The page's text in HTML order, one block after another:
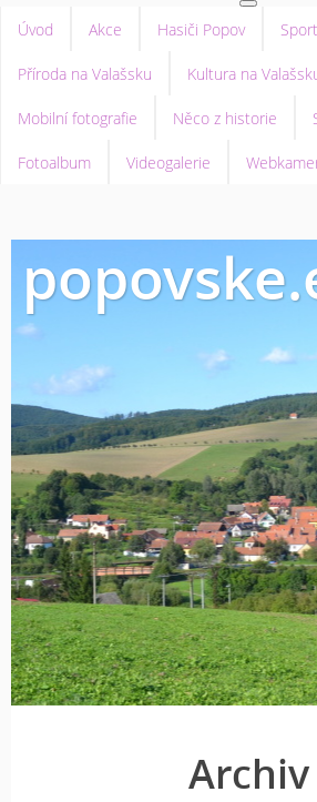
Úvod Akce Hasiči Popov
Příroda na Valašsku Kultura na
Mobilní fotografie Něco z historie
Fotoalbum Videogalerie
Archiv